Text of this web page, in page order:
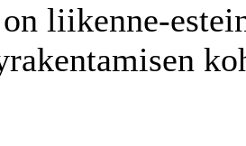
liikenne-